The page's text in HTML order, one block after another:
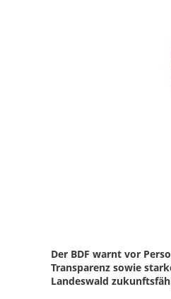
Der BDF warnt vor
Transparenz sowie
Landeswald